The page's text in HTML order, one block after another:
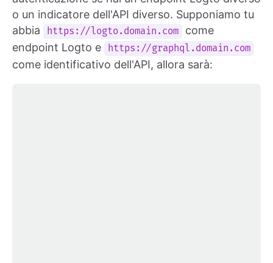
o un indicatore dell'API diverso. Supponiamo tu
abbia
https://logto.domain.com
come
endpoint Logto e
https://graphql.domain.com
come identificativo dell'API, allora sarà: